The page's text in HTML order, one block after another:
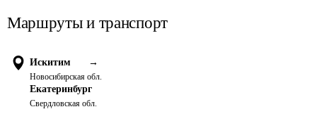
Маршруты и транспорт
Искитим →
Новосибирская обл.
Екатеринбург
Свердловская обл.